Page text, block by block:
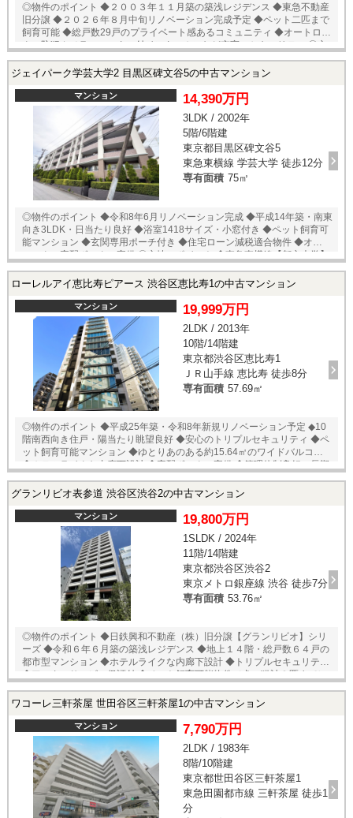
◎物件のポイント ◆２００３年１１月築の築浅レジデンス ◆東急不動産
旧分譲 ◆２０２６年８月中旬リノベーション完成予定 ◆ペット二匹まで
飼育可能 ◆総戸数29戸のプライベート感あるコミュニティ ◆オートロッ
ク・防犯カメラ・モニター付インターホンなど充実のセキュリティ ◎立
【学芸大学】徒歩１０分 ◆ファミリーマート 目黒中町店 徒歩２分 ◆ロ
店 徒歩２分 ◆スギドラッグ 祐天寺店 徒歩８分 ◆油面公園 徒歩５
分 ★売主様居住中の為、内覧予約受付中！ 当店までお電話いただくか、
もしくは24時間対応可能「内覧予約・お問い合わせ」フォームよりお問
い合わせ下さい！ ご来店が困難な場合は、ご希望場所でのお待ち合わせ
も可能です。
ジェイパーク学芸大学2 目黒区碑文谷5の中古マンション
マンション 14,390万円
3LDK / 2002年
5階/6階建
東京都目黒区碑文谷5
東急東横線 学芸大学 徒歩12分
専有面積 75㎡
◎物件のポイント ◆令和8年6月リノベーション完成 ◆平成14年築・南東
向き3LDK・日当たり良好 ◆浴室1418サイズ・小窓付き ◆ペット飼育可
能マンション ◆玄関専用ポーチ付き ◆住宅ローン減税適合物件 ◆オート
ロック・宅配ボックス完備 ◎立地のポイント ◆東急東横線【都立大学】
◆イオンスタイル碑文谷 徒歩5分 ◆ローソン柿の木坂店 徒歩4分 ◆セブ
内覧可能物件！お好きな日時でご内覧可能！ 当店までお電話いただく
か、もしくは24時間対応可能「内覧予約・お問い合わせ」フォームより
お問い合わせ下さい！ ご来店が困難な場合は、ご希望場所でのお待ち合
わせも可能です。
ローレルアイ恵比寿ピアース 渋谷区恵比寿1の中古マンション
マンション 19,999万円
2LDK / 2013年
10階/14階建
東京都渋谷区恵比寿1
ＪＲ山手線 恵比寿 徒歩8分
専有面積 57.69㎡
◎物件のポイント ◆平成25年築・令和8年新規リノベーション予定 ◆10
階南西向き住戸・陽当たり眺望良好 ◆安心のトリプルセキュリティ ◆ペ
ット飼育可能マンション ◆ゆとりあのある約15.64㎡のワイドバルコニー
◆ホテルライクな内廊下設計 ◆宅配ボックス完備 ◆管理体制良好・長期
円/月 □町会費：384円/月 ◎立地のポイント ◆山手線【恵比寿】徒歩8分
リコス広尾5丁目店 徒歩5分 ◆ミニストップ広尾1丁目店 徒歩3分 ◆フ
ァミリーマート 恵比寿一丁目店 徒歩4分 ◆東京都立広尾病院 徒歩8分
◆恵比寿ガーデンプレイス 徒歩10分 ★即日内覧可能物件！お好きな日
時でご内覧可能！ 当店までお電話いただくか、もしくは24時間対応可能
「内覧予約・お問い合わせ」フォームよりお問い合わせ下さい！ ご来店
が困難な場合は、ご希望場所でのお待ち合わせも可能です。
グランリビオ表参道 渋谷区渋谷2の中古マンション
マンション 19,800万円
1SLDK / 2024年
11階/14階建
東京都渋谷区渋谷2
東京メトロ銀座線 渋谷 徒歩7分
専有面積 53.76㎡
◎物件のポイント ◆日鉄興和不動産（株）旧分譲【グランリビオ】シリ
ーズ ◆令和６年６月築の築浅レジデンス ◆地上１４階・総戸数６４戸の
都市型マンション ◆ホテルライクな内廊下設計 ◆トリプルセキュリティ
◆アフターサービス保証付 ◆ペット飼育可能物件（犬・猫計２匹まで）
３段階の認証システム ◆多彩なサービスと便利な共有施設 ◆２４時間ゴ
田園都市線【渋谷】徒歩７分 ◆JR山手線・埼京線・湘南新宿ライン【渋
谷】徒歩８分 ◆千代田線・銀座線・半蔵門線【表参道】徒歩８分 ◆Bio
c’Bon 骨董通り店 徒歩７分 ◆紀伊国屋 インターナショナル青山店
徒歩８分 ◆セブンイレブン 渋谷２丁目中央店 徒歩２分 ◆ファミリー
マート 渋谷２丁目中央店 徒歩３分 ◆マツモトキヨシ 青山店 徒歩
８分 ◆トモズ 渋谷並木橋店 徒歩１０分 ◆青山公園 徒歩１４分 □イ
ンターネット使用料：２０３５円/月 ★即日内覧可能物件！お好きな日時
でご内覧可能！★ 当店までお電話いただくか、もしくは24時間対応可能
ワコーレ三軒茶屋 世田谷区三軒茶屋1の中古マンション
マンション 7,790万円
2LDK / 1983年
8階/10階建
東京都世田谷区三軒茶屋1
東急田園都市線 三軒茶屋 徒歩1
分